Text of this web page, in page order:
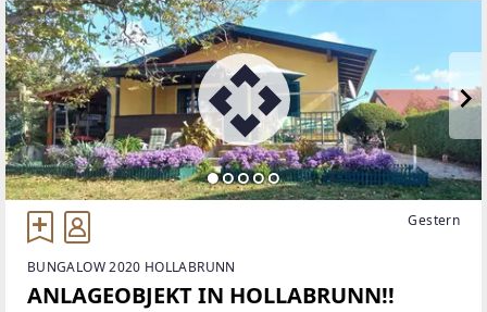
Gestern
BUNGALOW 2020 HOLLABRUNN
ANLAGEOBJEKT IN HOLLABRUNN!!